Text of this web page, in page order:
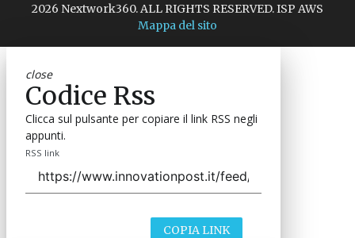
2026 Nextwork360. ALL RIGHTS RESERVED. ISP AWS
Mappa del sito
close
Codice Rss
Clicca sul pulsante per copiare il link RSS negli
appunti.
RSS link
COPIA LINK